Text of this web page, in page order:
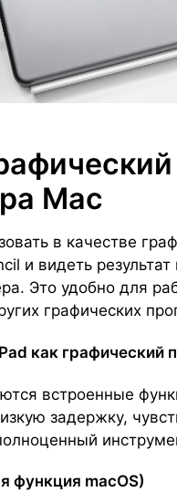
Mac
в качестве
и видеть
Это удобно для
графических
как графический
встроенные
задержку,
функция macOS)